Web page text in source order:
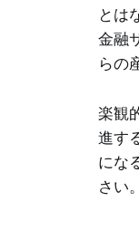
とは
金融
らの
楽観
進す
にな
さい